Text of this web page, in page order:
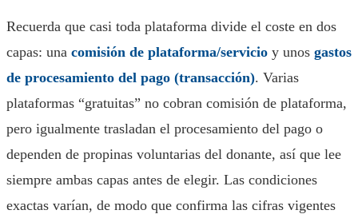
Recuerda que casi toda plataforma divide el coste en dos
capas: una comisión de plataforma/servicio y unos gastos
de procesamiento del pago (transacción). Varias
plataformas “gratuitas” no cobran comisión de plataforma,
pero igualmente trasladan el procesamiento del pago o
dependen de propinas voluntarias del donante, así que lee
siempre ambas capas antes de elegir. Las condiciones
exactas varían, de modo que confirma las cifras vigentes